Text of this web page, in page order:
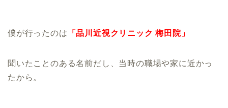
僕が行ったのは 「品川近視クリニック 梅田院」
聞いたことのある名前だし、当時の職場や家に近かっ
たから。